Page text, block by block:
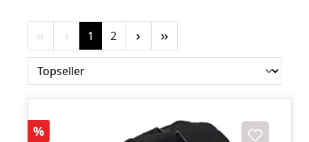
Seite
1 Seite
2
Rabatt
%